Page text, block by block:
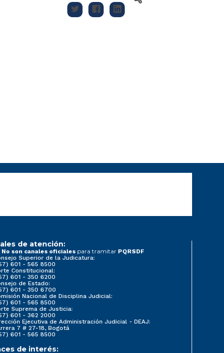
de atención:
No son canales oficiales para tramitar PQRSDF
Superior de la Judicatura:
601 - 565 8500
Constitucional:
601 - 350 6200
de Estado:
601 - 350 6700
Nacional de Disciplina Judicial:
601 - 565 8500
Suprema de Justicia:
601 - 362 2000
Ejecutiva de Administración Judicial - DEAJ:
7 # 27-18, Bogotá
601 - 565 8500
de interés: